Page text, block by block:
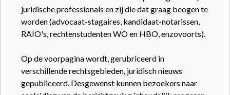
juridische professionals en zij die dat graag beogen te
worden (advocaat-stagaires, kandidaat-notarissen,
RAIO's, rechtenstudenten WO en HBO, enzovoorts).
Op de voorpagina wordt, gerubriceerd in
verschillende rechtsgebieden, juridisch nieuws
gepubliceerd. Desgewenst kunnen bezoekers naar